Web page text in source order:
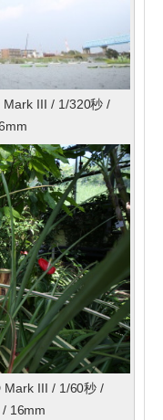
Mark III / 1/320秒 /
Mark III / 1/60秒 /
16mm